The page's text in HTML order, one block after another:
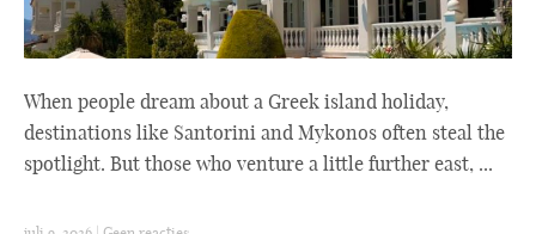
When people dream about a Greek island holiday,
destinations like Santorini and Mykonos often steal the
spotlight. But those who venture a little further east, ...